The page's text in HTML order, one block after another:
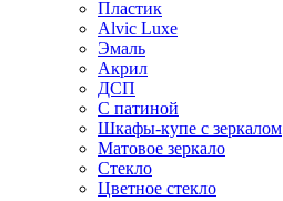
Пластик
Alvic Luxe
Эмаль
Акрил
ДСП
С патиной
Шкафы-купе с зеркалом
Матовое зеркало
Стекло
Цветное стекло